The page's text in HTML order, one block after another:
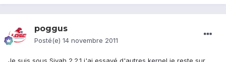
poggus
Posté(e) 14 novembre 2011